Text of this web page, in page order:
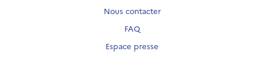
Nous contacter
FAQ
Espace presse